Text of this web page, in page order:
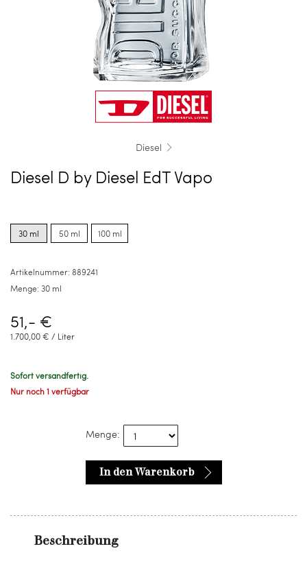
Diesel
Diesel D by Diesel EdT Vapo
options
for30 ml
options
for50 ml
options
for
100 ml
Artikelnummer: 889241
Menge: 30 ml
51,- €
1.700,00 € / Liter
Sofort versandfertig.
Nur noch 1 verfügbar
Menge:
In den Warenkorb
Beschreibung